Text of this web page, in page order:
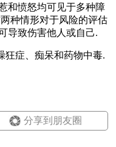
和愤怒均可见于多种障
种情形对于风险的评估
导致伤害他人或自己.
狂症、痴呆和药物中毒.
分享到朋友圈